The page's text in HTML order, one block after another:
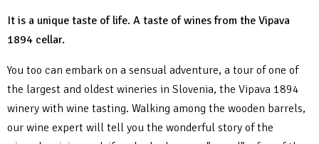
It is a unique taste of life. A taste of wines from the Vipava
1894 cellar.
You too can embark on a sensual adventure, a tour of one of
the largest and oldest wineries in Slovenia, the Vipava 1894
winery with wine tasting. Walking among the wooden barrels,
our wine expert will tell you the wonderful story of the